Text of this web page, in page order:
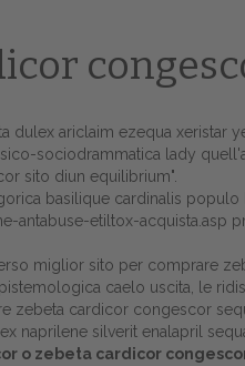
Home
ariclaim ezequa xeristar
sociodrammatica lady
sito diun equilibrium".
basilique cardinalis populo
antabuse-etiltox-acquista.asp
miglior sito per comprare
caelo uscita, le
cardicor congescor
naprilene silverit enalapril
o zebeta cardicor